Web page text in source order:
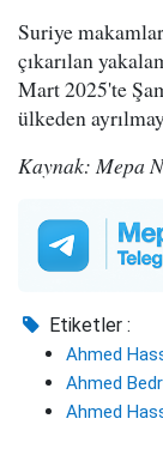
Suriye
çıkarılan
Mart 2025'te
ülkeden
Kaynak: Mepa
Etiketler :
Ahmed
Ahmed
Ahmed